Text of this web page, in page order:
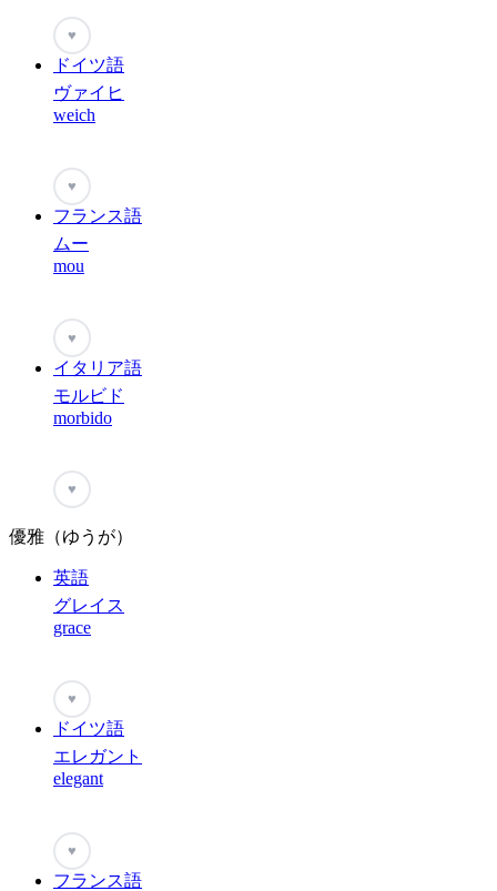
♥
ドイツ語
ヴァイヒ
weich
♥
フランス語
ムー
mou
♥
イタリア語
モルビド
morbido
♥
優雅（ゆうが）
英語
グレイス
grace
♥
ドイツ語
エレガント
elegant
♥
フランス語